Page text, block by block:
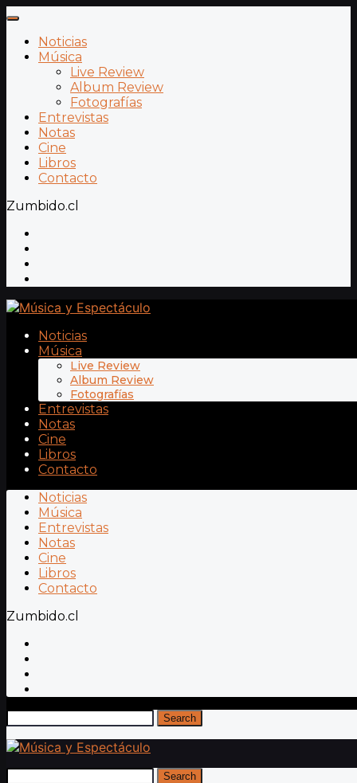
Noticias
Música
Live Review
Album Review
Fotografías
Entrevistas
Notas
Cine
Libros
Contacto
Zumbido.cl
Noticias
Música
Live Review
Album Review
Fotografías
Entrevistas
Notas
Cine
Libros
Contacto
Noticias
Música
Entrevistas
Notas
Cine
Libros
Contacto
Zumbido.cl
Search
Search